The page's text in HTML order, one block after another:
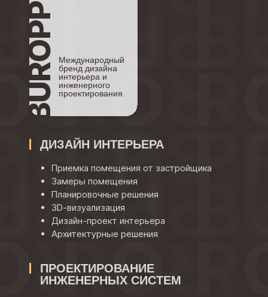
ДИЗАЙН ИНТЕРЬЕРА
Приемка помещения от застройщика
Замеры помещения
Планировочные решения
3D-визуализация
Дизайн-проект интерьера
Архитектурные решения
ПРОЕКТИРОВАНИЕ
ИНЖЕНЕРНЫХ СИСТЕМ
BUROPP.
Международный
бренд дизайна
интерьера и
инженерного
проектирования.